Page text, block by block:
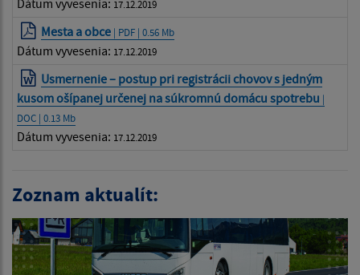
17.12.2019
Mesta a obce | PDF | 0.56 Mb
Dátum vyvesenia: 17.12.2019
Usmernenie – postup pri registrácii chovov s jedným
kusom ošípanej určenej na súkromnú domácu spotrebu |
DOC | 0.13 Mb
Dátum vyvesenia: 17.12.2019
Zoznam aktualít: